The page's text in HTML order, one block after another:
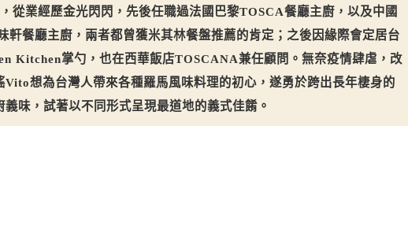
從業經歷金光閃閃，先後任職過法國巴黎TOSCA餐廳主廚，以及中國
軒餐廳主廚，兩者都曾獲米其林餐盤推薦的肯定；之後因緣際會定居台
Kitchen掌勺，也在西華飯店TOSCANA兼任顧問。無奈疫情肆虐，改
Vito想為台灣人帶來各種羅馬風味料理的初心，遂勇於跨出長年棲身的
味，試著以不同形式呈現最道地的義式佳餚。